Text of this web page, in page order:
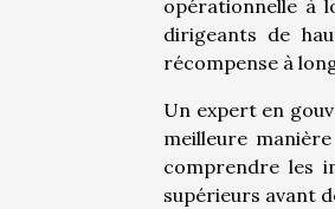
opérationnelle à
dirigeants de
récompense à
Un expert en
meilleure
comprendre les
supérieurs avant